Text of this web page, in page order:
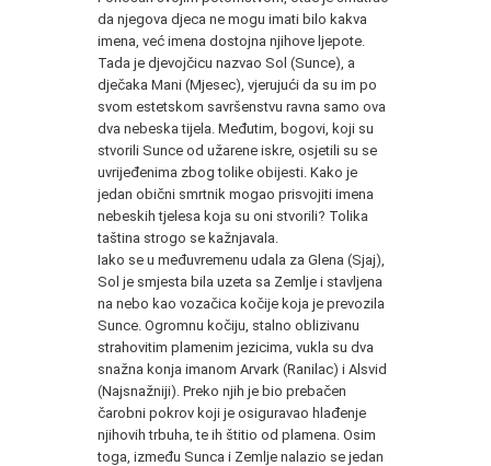
da njegova djeca ne mogu imati bilo kakva
imena, već imena dostojna njihove ljepote.
Tada je djevojčicu nazvao Sol (Sunce), a
dječaka Mani (Mjesec), vjerujući da su im po
svom estetskom savršenstvu ravna samo ova
dva nebeska tijela. Međutim, bogovi, koji su
stvorili Sunce od užarene iskre, osjetili su se
uvrijeđenima zbog tolike obijesti. Kako je
jedan obični smrtnik mogao prisvojiti imena
nebeskih tjelesa koja su oni stvorili? Tolika
taština strogo se kažnjavala.
Iako se u međuvremenu udala za Glena (Sjaj),
Sol je smjesta bila uzeta sa Zemlje i stavljena
na nebo kao vozačica kočije koja je prevozila
Sunce. Ogromnu kočiju, stalno oblizivanu
strahovitim plamenim jezicima, vukla su dva
snažna konja imanom Arvark (Ranilac) i Alsvid
(Najsnažniji). Preko njih je bio prebačen
čarobni pokrov koji je osiguravao hlađenje
njihovih trbuha, te ih štitio od plamena. Osim
toga, između Sunca i Zemlje nalazio se jedan